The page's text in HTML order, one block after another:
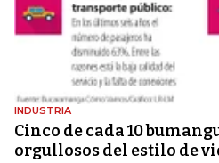
INDUSTRIA
Cinco de cada 10
orgullosos del estilo de